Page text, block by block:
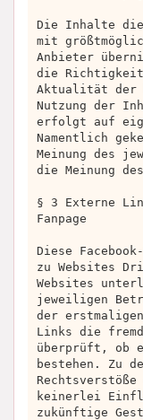
Die Inhalte
mit
Anbieter
die
Aktualität der
Nutzung der
erfolgt auf
Namentlich
Meinung des
die Meinung
§ 3 Externe
Fanpage
Diese
zu Websites
Websites
jeweiligen
der
Links die
überprüft, ob
bestehen. Zu
keinerlei
zukünftige